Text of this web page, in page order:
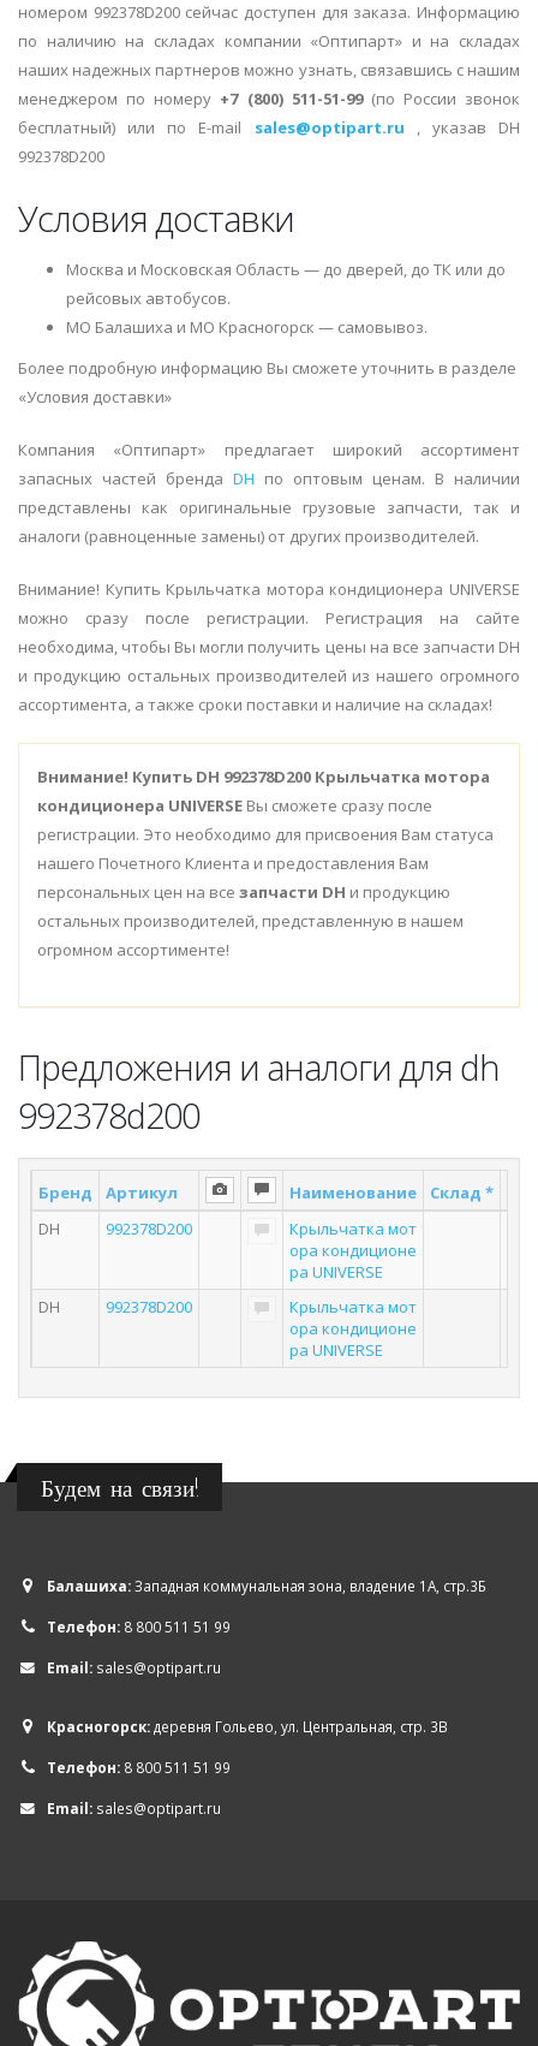
номером 992378D200 сейчас доступен для заказа. Информацию
по наличию на складах компании «Оптипарт» и на складах
наших надежных партнеров можно узнать, связавшись с нашим
менеджером по номеру +7 (800) 511-51-99(по России звонок
бесплатный) или по E-mail sales@optipart.ru
, указав DH
992378D200
Условия доставки
Москва и Московская Область — до дверей, до ТК или до
рейсовых автобусов.
МО Балашиха и МО Красногорск — самовывоз.
Более подробную информацию Вы сможете уточнить в разделе
«Условия доставки»
Компания «Оптипарт» предлагает широкий ассортимент
запасных частей бренда DH по оптовым ценам. В наличии
представлены как оригинальные грузовые запчасти, так и
аналоги (равноценные замены) от других производителей.
Внимание! Купить Крыльчатка мотора кондиционера UNIVERSE
можно сразу после регистрации. Регистрация на сайте
необходима, чтобы Вы могли получить цены на все запчасти DH
и продукцию остальных производителей из нашего огромного
ассортимента, а также сроки поставки и наличие на складах!
Внимание! Купить DH 992378D200 Крыльчатка мотора
кондиционера UNIVERSE Вы сможете сразу после
регистрации. Это необходимо для присвоения Вам статуса
нашего Почетного Клиента и предоставления Вам
персональных цен на все запчасти DH и продукцию
остальных производителей, представленную в нашем
огромном ассортименте!
Предложения и аналоги для dh
992378d200
Бренд Артикул Наименование Склад *
DH
992378D200
Крыльчатка мот
ора кондиционе
ра UNIVERSE
DH
992378D200
Крыльчатка мот
ора кондиционе
ра UNIVERSE
Будем на связи!
Балашиха:Западная коммунальная зона, владение 1А, стр.3Б
Телефон: 8 800 511 51 99
Email: sales@optipart.ru
Красногорск:деревня Гольево, ул. Центральная, стр. 3В
Телефон: 8 800 511 51 99
Email: sales@optipart.ru